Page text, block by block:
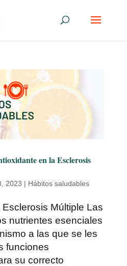
en la Esclerosis
2023 | Hábitos saludables
Múltiple Las
nutrientes esenciales
a las que se les
funciones
su correcto